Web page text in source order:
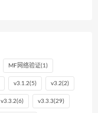
MF网络验证(1)
v3.1.2(5) v3.2(2)
v3.3.2(6) v3.3.3(29)